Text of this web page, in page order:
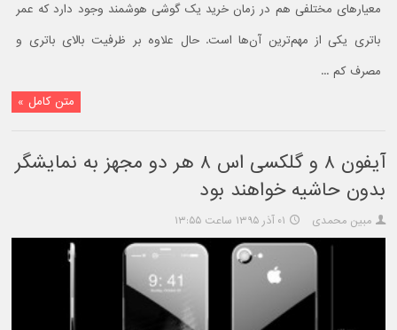
معیارهای مختلفی هم در زمان خرید یک گوشی هوشمند وجود دارد که عمر
باتری یکی از مهم‌ترین آن‌ها است. حال علاوه بر ظرفیت بالای باتری و
مصرف کم ...
متن کامل »
آیفون ۸ و گلکسی اس ۸ هر دو مجهز به نمایشگر
بدون حاشیه خواهند بود
مبین محمدی ۰۱ آذر ۱۳۹۵ ساعت ۱۳:۵۵